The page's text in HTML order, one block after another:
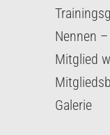
Nennen
Mitglied
Galerie